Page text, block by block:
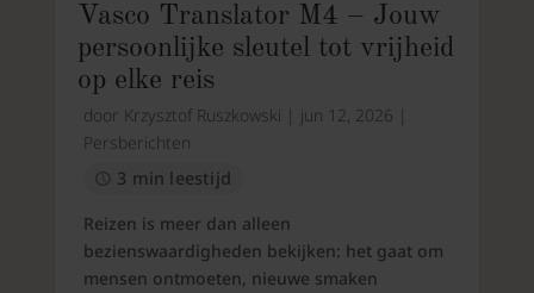
Vasco Translator M4 – Jouw
persoonlijke sleutel tot vrijheid
op elke reis
door Krzysztof Ruszkowski jun 12, 2026
Persberichten
3 min leestijd
Reizen is meer dan alleen
bezienswaardigheden bekijken: het gaat om
mensen ontmoeten, nieuwe smaken